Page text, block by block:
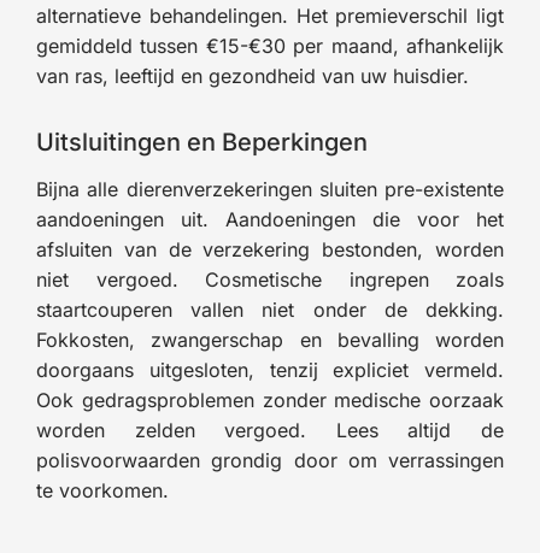
alternatieve behandelingen. Het premieverschil ligt
gemiddeld tussen €15-€30 per maand, afhankelijk
van ras, leeftijd en gezondheid van uw huisdier.
Uitsluitingen en Beperkingen
Bijna alle dierenverzekeringen sluiten pre-existente
aandoeningen uit. Aandoeningen die voor het
afsluiten van de verzekering bestonden, worden
niet vergoed. Cosmetische ingrepen zoals
staartcouperen vallen niet onder de dekking.
Fokkosten, zwangerschap en bevalling worden
doorgaans uitgesloten, tenzij expliciet vermeld.
Ook gedragsproblemen zonder medische oorzaak
worden zelden vergoed. Lees altijd de
polisvoorwaarden grondig door om verrassingen
te voorkomen.